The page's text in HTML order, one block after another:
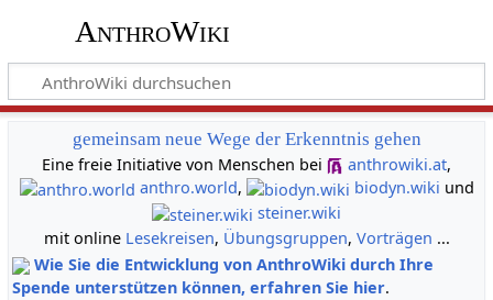
AnthroWiki
gemeinsam neue Wege der Erkenntnis gehen
Eine freie Initiative von Menschen bei
anthrowiki.at,
anthro.world, biodyn.wiki und
steiner.wiki
mit online Lesekreisen, Übungsgruppen, Vorträgen ...
Wie Sie die Entwicklung von AnthroWiki durch Ihre
Spende unterstützen können, erfahren Sie hier.